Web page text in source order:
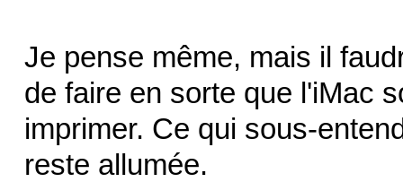
Je pense même, mais il
de faire en sorte que l'iMac
imprimer. Ce qui sous-
reste allumée.